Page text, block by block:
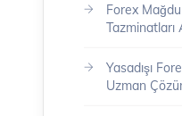
Forex
Tazminatları
Yasadışı
Uzman